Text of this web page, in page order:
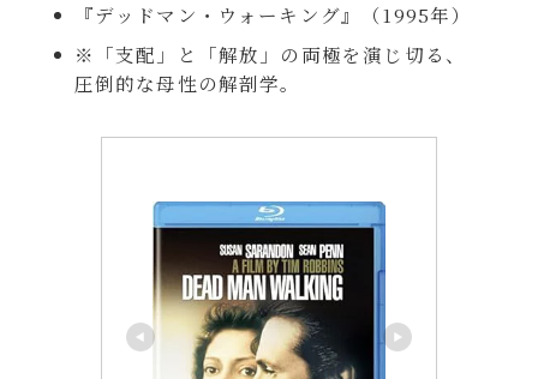
『デッドマン・ウォーキング』（1995年）
※「支配」と「解放」の両極を演じ切る、
圧倒的な母性の解剖学。